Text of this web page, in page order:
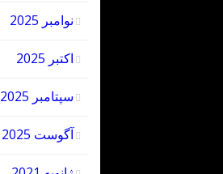
نوامبر 2025
اکتبر 2025
سپتامبر 2025
آگوست 2025